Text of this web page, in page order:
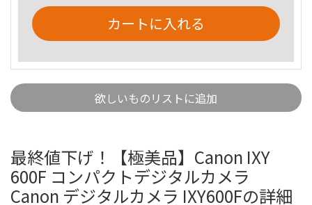
カートに入れる
欲しいものリストに追加
最終値下げ！【極美品】Canon IXY
600F コンパクトデジタルカメラ
Canon デジタルカメラ IXY600Fの詳細